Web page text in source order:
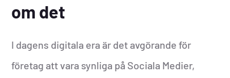
om det
I dagens digitala era är det avgörande för
företag att vara synliga på Sociala Medier,